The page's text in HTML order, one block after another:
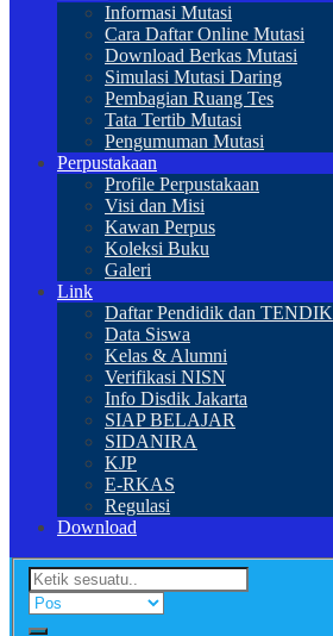
Informasi Mutasi
Cara Daftar Online Mutasi
Download Berkas Mutasi
Simulasi Mutasi Daring
Pembagian Ruang Tes
Tata Tertib Mutasi
Pengumuman Mutasi
Perpustakaan
Profile Perpustakaan
Visi dan Misi
Kawan Perpus
Koleksi Buku
Galeri
Link
Daftar Pendidik dan TENDIK
Data Siswa
Kelas & Alumni
Verifikasi NISN
Info Disdik Jakarta
SIAP BELAJAR
SIDANIRA
KJP
E-RKAS
Regulasi
Download